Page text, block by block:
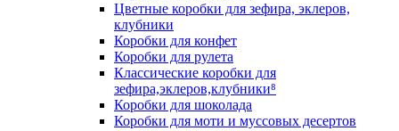
Цветные коробки для зефира, эклеров,
клубники
Коробки для конфет
Коробки для рулета
Классические коробки для
зефира,эклеров,клубники⁸
Коробки для шоколада
Коробки для моти и муссовых десертов